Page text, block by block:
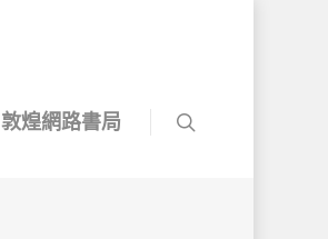
敦煌網路書局